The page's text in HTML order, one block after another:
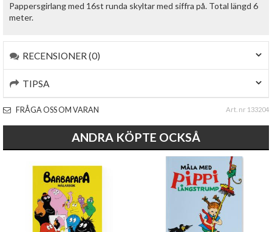
Pappersgirlang med 16st runda skyltar med siffra på. Total längd 6
meter.
RECENSIONER (0)
TIPSA
FRÅGA OSS OM VARAN Art. nr 133204
ANDRA KÖPTE OCKSÅ